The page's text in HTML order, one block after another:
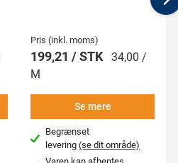
Pris (inkl. moms)
199,21 / STK 34,00 /
M
Se mere
Begrænset
levering(se dit område)